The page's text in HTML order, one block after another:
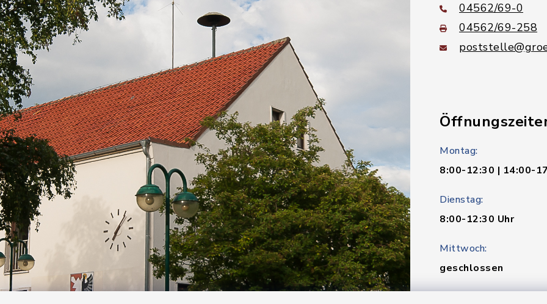
04562/69-0
04562/69-258
Montag:
8:00-12:30 | 14:00-
Dienstag:
8:00-12:30 Uhr
Mittwoch:
geschlossen